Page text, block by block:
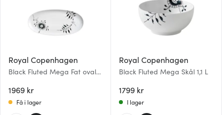
Royal Copenhagen
Black Fluted Mega Fat oval
1969 kr
Få i lager
Royal Copenhagen
Black Fluted Mega Skål 1,1 L
1799 kr
I lager